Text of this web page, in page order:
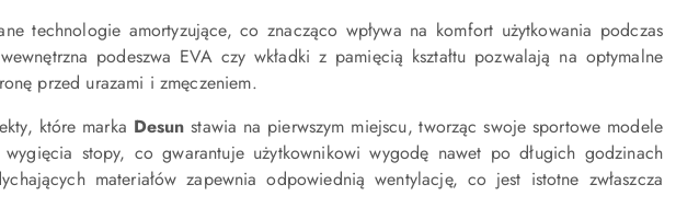
technologie amortyzujące, co znacząco wpływa na komfort użytkowania podczas
podeszwa EVA czy wkładki z pamięcią kształtu pozwalają na optymalne
przed urazami i zmęczeniem.
które marka Desun stawia na pierwszym miejscu, tworząc swoje sportowe modele
stopy, co gwarantuje użytkownikowi wygodę nawet po długich godzinach
materiałów zapewnia odpowiednią wentylację, co jest istotne zwłaszcza